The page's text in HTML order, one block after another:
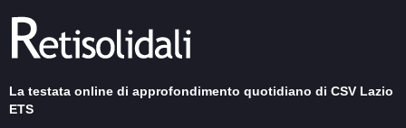
La testata online di approfondimento quotidiano di CSV Lazio
ETS